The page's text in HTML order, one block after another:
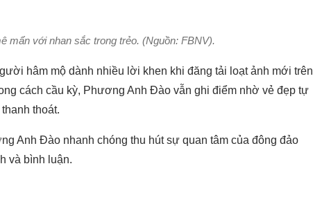
mẩn với nhan sắc trong trẻo. (Nguồn: FBNV).
hâm mộ dành nhiều lời khen khi đăng tải loạt ảnh mới trên
cách cầu kỳ, Phương Anh Đào vẫn ghi điểm nhờ vẻ đẹp tự
thoát.
Anh Đào nhanh chóng thu hút sự quan tâm của đông đảo
và bình luận.